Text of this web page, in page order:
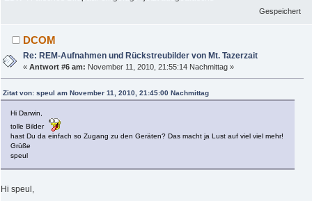
Gespeichert
DCOM
Re: REM-Aufnahmen und Rückstreubilder von Mt. Tazerzait
«Antwort #6 am: November 11, 2010, 21:55:14 Nachmittag »
Zitat von: speul am November 11, 2010, 21:45:00 Nachmittag
Hi Darwin,
tolle Bilder
hast Du da einfach so Zugang zu den Geräten? Das macht ja Lust auf viel viel mehr!
Grüße
speul
Hi speul,